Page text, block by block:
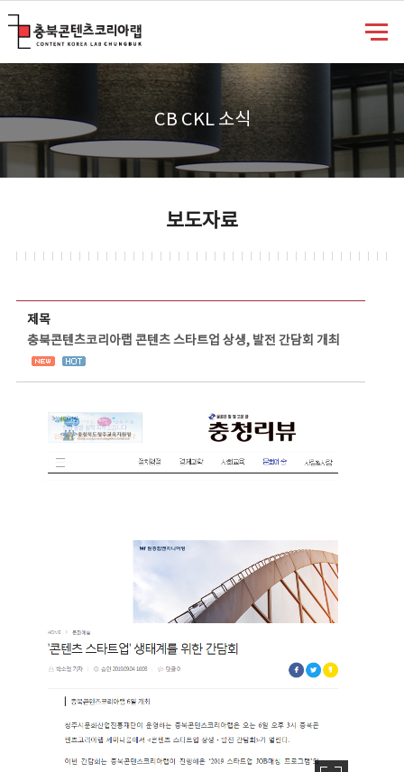
CB CKL 소식
보도자료
제목
충북콘텐츠코리아랩 콘텐츠 스타트업 상생, 발전 간담회 개최